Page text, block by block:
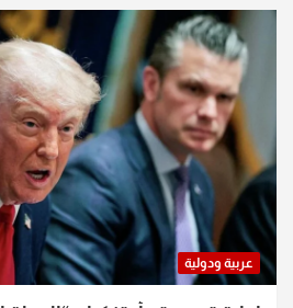
عربية ودولية